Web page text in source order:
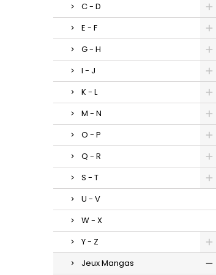
C - D
E - F
G - H
I - J
K - L
M - N
O - P
Q - R
S - T
U - V
W - X
Y - Z
Jeux Mangas